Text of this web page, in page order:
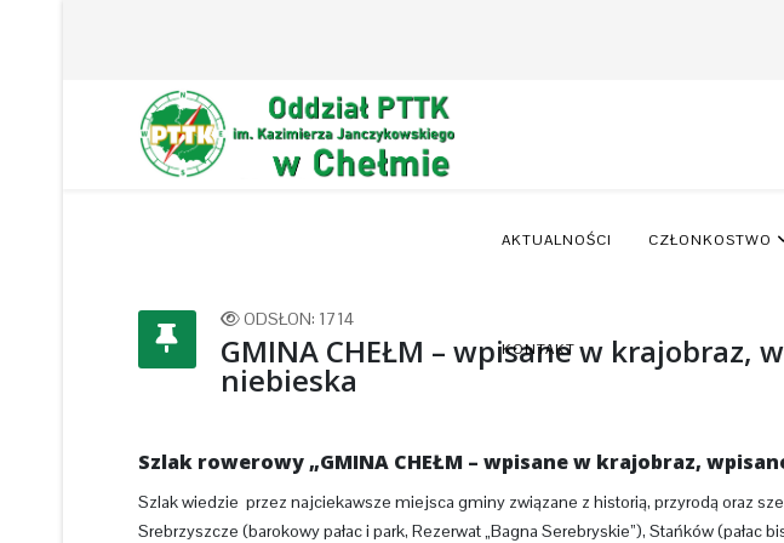
AKTUALNOŚCI CZŁONKOSTWO
KONTAKT
ODSŁON: 1714
GMINA CHEŁM – wpisane w krajobraz,
niebieska
Szlak rowerowy „GMINA CHEŁM – wpisane w krajobraz,
Szlak wiedzie przez najciekawsze miejsca gminy związane z historią, przyrodą oraz
Srebrzyszcze (barokowy pałac i park, Rezerwat „Bagna Serebryskie”), Stańków (pałac